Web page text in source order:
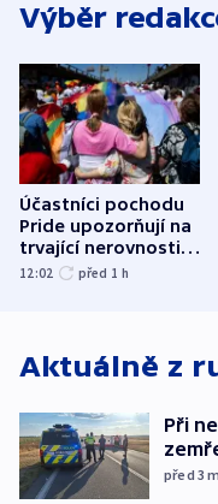
Výběr
Účastníci pochodu
Pride upozorňují na
trvající nerovnosti i
společenskou
12:02 před 1 h
Aktuálně z
Při
před 3m